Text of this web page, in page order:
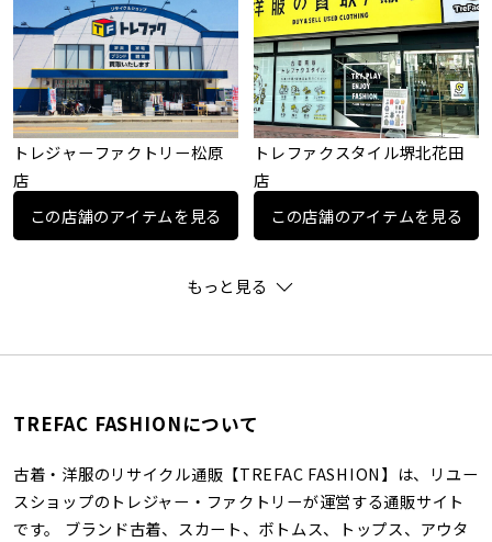
トレジャーファクトリー松原
店
この店舗のアイテムを見る
トレファクスタイル堺北花田
店
この店舗のアイテムを見る
もっと見る
TREFAC FASHIONについて
古着・洋服のリサイクル通販【TREFAC FASHION】は、リユー
スショップのトレジャー・ファクトリーが運営する通販サイト
です。 ブランド古着、スカート、ボトムス、トップス、アウタ